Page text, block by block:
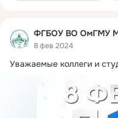
ФГБОУ ВО ОмГМУ
8 фев 2024
Уважаемые коллеги и